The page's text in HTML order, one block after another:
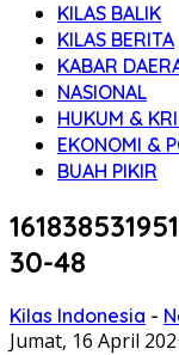
KILAS BALIK
KILAS BERITA
KABAR
NASIONAL
HUKUM &
EKONOMI &
BUAH PIKIR
30-48
Kilas Indonesia -
Jumat, 16 April